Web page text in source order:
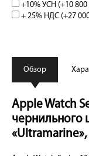
+10% УСН (+10
+ 25% НДС (+27
Обзор
Apple Watch
чернильного
«Ultramarine»,